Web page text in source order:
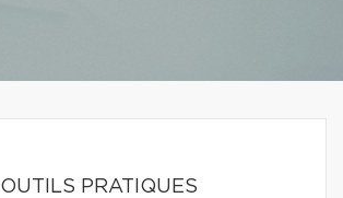
OUTILS PRATIQUES